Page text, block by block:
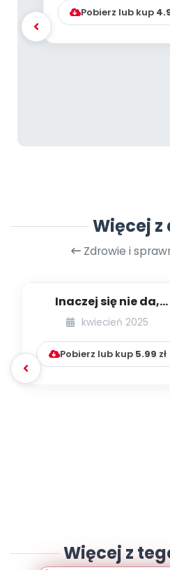
Pobierz lub kup
Więcej z
Zdrowie i
Inaczej się nie da,
dziecko to torpeda! –
czyli słów ki...
kwiecień 2025
Pobierz lub kup 5.99 zł
Więcej z